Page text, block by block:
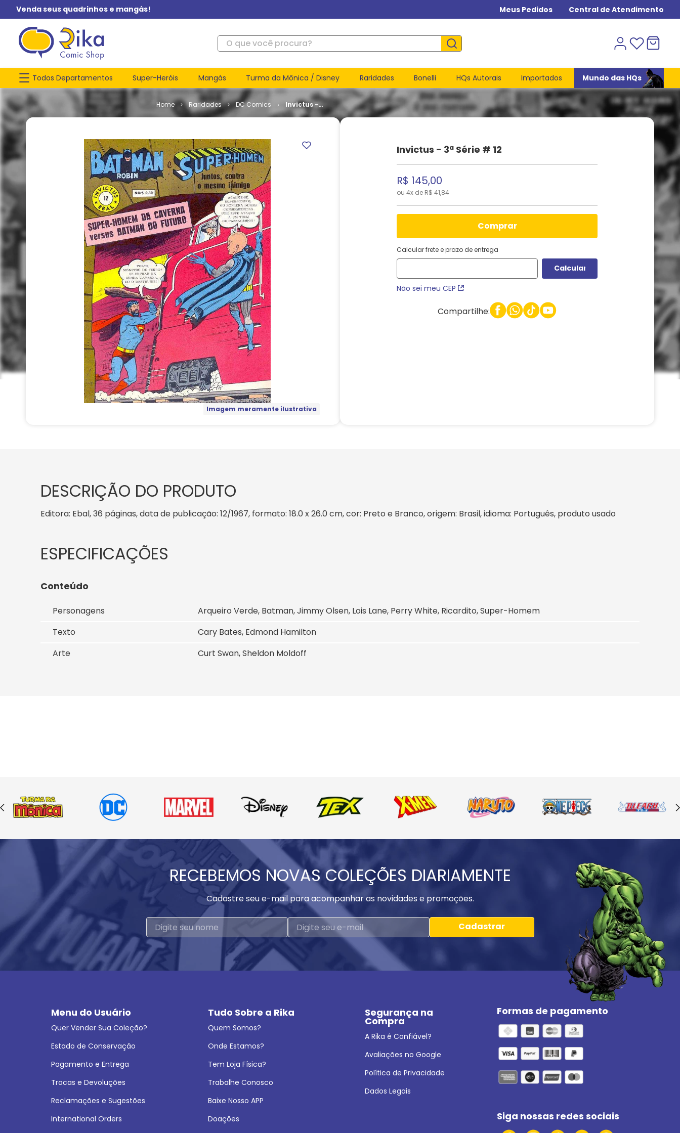
Venda seus quadrinhos e mangás! Meus Pedidos Central de Atendimento
O que você procura?
Todos Departamentos Super-Heróis Mangás Turma da Mônica / Disney Raridades Bonelli HQs Autorais Importados Mundo das HQs
Raridades DC Comics
Invictus -
3ª Série #
Imagem meramente ilustrativa
Invictus - 3ª Série # 12
R$ 145,00
ou 4x de R$ 41,84
comprar
Calcular frete e prazo de entrega
Não sei meu CEP
Compartilhe:
DESCRIÇÃO DO PRODUTO
Editora: Ebal, 36 páginas, data de publicação: 12/1967, formato: 18.0 x 26.0 cm, cor: Preto e Branco, origem: Brasil, idioma: Português, produto usado
Conteúdo
Personagens
Arqueiro Verde, Batman, Jimmy Olsen, Lois Lane, Perry White, Ricardito, Super-Homem
Texto
Cary Bates, Edmond Hamilton
Arte
Curt Swan, Sheldon Moldoff
RECEBEMOS NOVAS COLEÇÕES DIARIAMENTE
Cadastre seu e-mail para acompanhar as novidades e promoções.
Cadastrar
Menu do Usuário
Quer Vender Sua Coleção?
Estado de Conservação
Pagamento e Entrega
Trocas e Devoluções
Reclamações e Sugestões
International Orders
Tudo Sobre a Rika
Quem Somos?
Onde Estamos?
Tem Loja Física?
Trabalhe Conosco
Baixe Nosso APP
Doações
Segurança na
Compra
A Rika é Confiável?
Avaliações no Google
Política de Privacidade
Dados Legais
Formas de pagamento
Siga nossas redes sociais